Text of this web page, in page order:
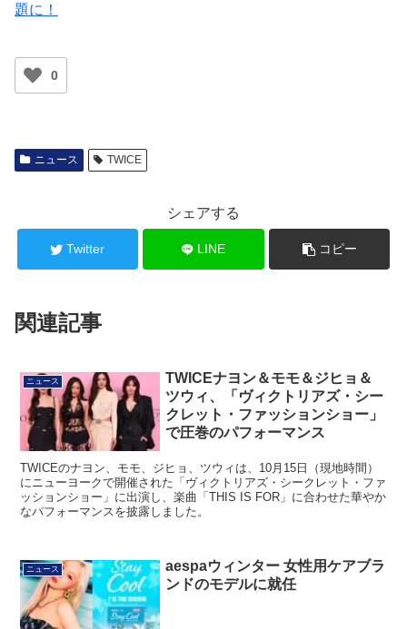
題に！
0
ニュース TWICE
シェアする
Twitter LINE コピー
関連記事
ニュース
TWICEナヨン＆モモ＆ジヒョ＆
ツウィ、「ヴィクトリアズ・シー
クレット・ファッションショー」
で圧巻のパフォーマンス
TWICEのナヨン、モモ、ジヒョ、ツウィは、10月15日（現地時間）
にニューヨークで開催された「ヴィクトリアズ・シークレット・ファ
ッションショー」に出演し、楽曲「THIS IS FOR」に合わせた華やか
なパフォーマンスを披露しました。
ニュース
aespaウィンター 女性用ケアブラ
ンドのモデルに就任